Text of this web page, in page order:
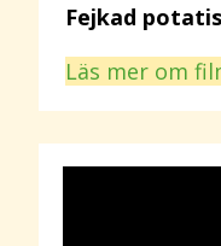
Fejkad
Läs mer om